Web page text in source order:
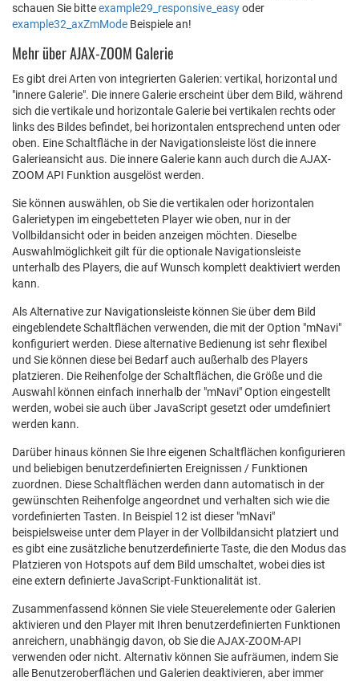
schauen Sie bitteexample29_responsive_easyoder
example32_axZmMode Beispiele an!
Mehr über AJAX-ZOOM Galerie
Es gibt drei Arten von integrierten Galerien: vertikal, horizontal und
"innere Galerie". Die innere Galerie erscheint über dem Bild, während
sich die vertikale und horizontale Galerie bei vertikalen rechts oder
links des Bildes befindet, bei horizontalen entsprechend unten oder
oben. Eine Schaltfläche in der Navigationsleiste löst die innere
Galerieansicht aus. Die innere Galerie kann auch durch die AJAX-
ZOOM API Funktion ausgelöst werden.
Sie können auswählen, ob Sie die vertikalen oder horizontalen
Galerietypen im eingebetteten Player wie oben, nur in der
Vollbildansicht oder in beiden anzeigen möchten. Dieselbe
Auswahlmöglichkeit gilt für die optionale Navigationsleiste
unterhalb des Players, die auf Wunsch komplett deaktiviert werden
kann.
Als Alternative zur Navigationsleiste können Sie über dem Bild
eingeblendete Schaltflächen verwenden, die mit der Option "mNavi"
konfiguriert werden. Diese alternative Bedienung ist sehr flexibel
und Sie können diese bei Bedarf auch außerhalb des Players
platzieren. Die Reihenfolge der Schaltflächen, die Größe und die
Auswahl können einfach innerhalb der "mNavi" Option eingestellt
werden, wobei sie auch über JavaScript gesetzt oder umdefiniert
werden kann.
Darüber hinaus können Sie Ihre eigenen Schaltflächen konfigurieren
und beliebigen benutzerdefinierten Ereignissen / Funktionen
zuordnen. Diese Schaltflächen werden dann automatisch in der
gewünschten Reihenfolge angeordnet und verhalten sich wie die
vordefinierten Tasten. In Beispiel 12 ist dieser "mNavi"
beispielsweise unter dem Player in der Vollbildansicht platziert und
es gibt eine zusätzliche benutzerdefinierte Taste, die den Modus das
Platzieren von Hotspots auf dem Bild umschaltet, wobei dies ist
eine extern definierte JavaScript-Funktionalität ist.
Zusammenfassend können Sie viele Steuerelemente oder Galerien
aktivieren und den Player mit Ihren benutzerdefinierten Funktionen
anreichern, unabhängig davon, ob Sie die AJAX-ZOOM-API
verwenden oder nicht. Alternativ können Sie aufräumen, indem Sie
alle Benutzeroberflächen und Galerien deaktivieren, aber immer